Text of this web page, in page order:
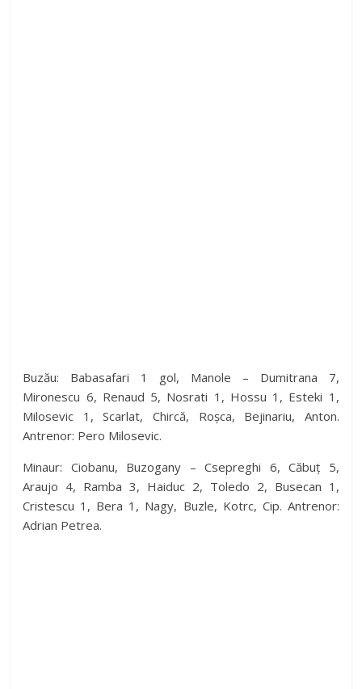
Buzău: Babasafari 1 gol, Manole – Dumitrana 7,
Mironescu 6, Renaud 5, Nosrati 1, Hossu 1, Esteki 1,
Milosevic 1, Scarlat, Chircă, Roșca, Bejinariu, Anton.
Antrenor: Pero Milosevic.
Minaur: Ciobanu, Buzogany – Csepreghi 6, Căbuț 5,
Araujo 4, Ramba 3, Haiduc 2, Toledo 2, Busecan 1,
Cristescu 1, Bera 1, Nagy, Buzle, Kotrc, Cip. Antrenor:
Adrian Petrea.